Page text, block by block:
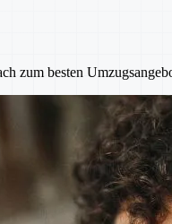
zum besten